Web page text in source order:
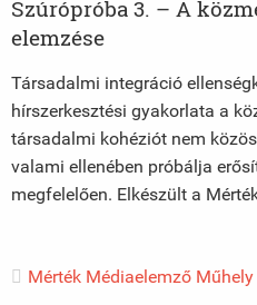
Szúrópróba 3. – A
elemzése
Társadalmi integráció
hírszerkesztési gyakorlata a
társadalmi kohéziót nem
valami ellenében próbálja
megfelelően. Elkészült a
Mérték Médiaelemző Műhely